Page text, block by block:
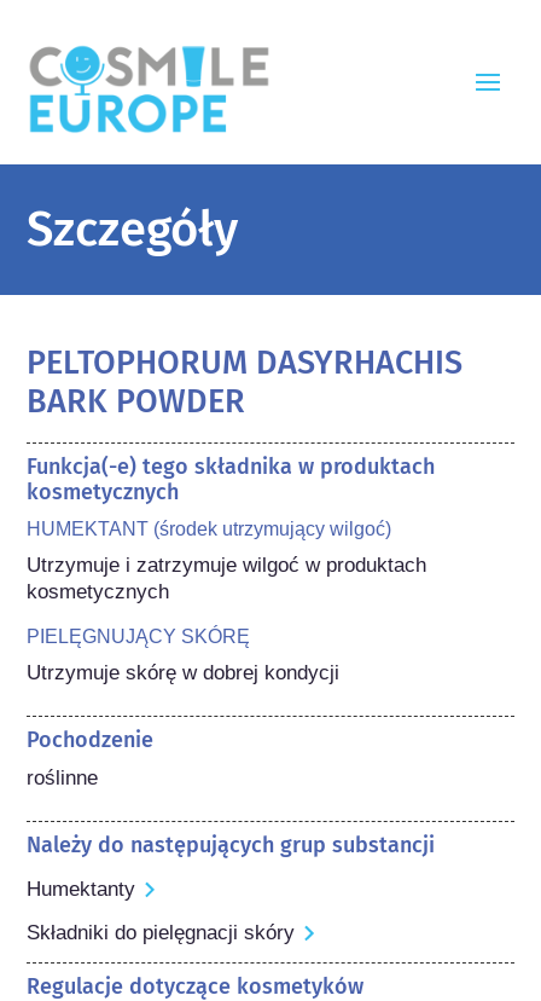
Szczegóły
PELTOPHORUM DASYRHACHIS
BARK POWDER
Funkcja(-e) tego składnika w produktach
kosmetycznych
HUMEKTANT (środek utrzymujący wilgoć)
Utrzymuje i zatrzymuje wilgoć w produktach
kosmetycznych
PIELĘGNUJĄCY SKÓRĘ
Utrzymuje skórę w dobrej kondycji
Pochodzenie
roślinne
Należy do następujących grup substancji
Humektanty
Składniki do pielęgnacji skóry
Regulacje dotyczące kosmetyków